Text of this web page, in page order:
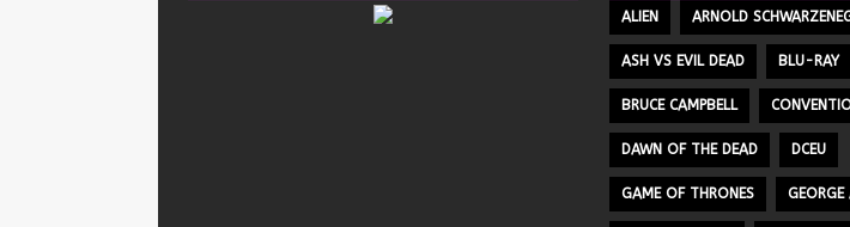
ALIEN ARNOLD
ASH VS EVIL DEAD BLU-RAY
BRUCE CAMPBELL
DAWN OF THE DEAD DCEU
GAME OF THRONES GEORGE